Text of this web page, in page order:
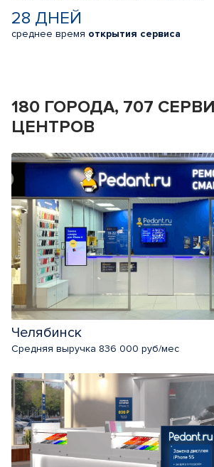
28 ДНЕЙ
среднее время открытия сервиса
180 ГОРОДА, 707
ЦЕНТРОВ
Челябинск
Средняя выручка 836 000 руб/мес